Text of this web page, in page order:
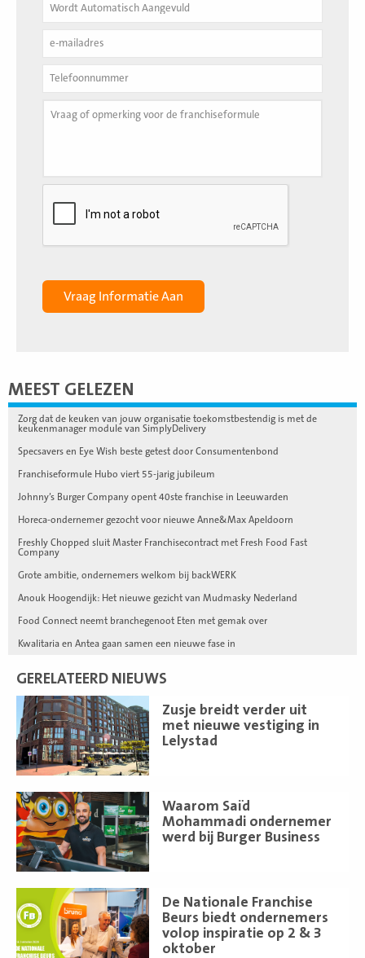
MEEST GELEZEN
Zorg dat de keuken van jouw organisatie toekomstbestendig is met de
keukenmanager module van SimplyDelivery
Specsavers en Eye Wish beste getest door Consumentenbond
Franchiseformule Hubo viert 55-jarig jubileum
Johnny’s Burger Company opent 40ste franchise in Leeuwarden
Horeca-ondernemer gezocht voor nieuwe Anne&Max Apeldoorn
Freshly Chopped sluit Master Franchisecontract met Fresh Food Fast
Company
Grote ambitie, ondernemers welkom bij backWERK
Anouk Hoogendijk: Het nieuwe gezicht van Mudmasky Nederland
Food Connect neemt branchegenoot Eten met gemak over
Kwalitaria en Antea gaan samen een nieuwe fase in
GERELATEERD NIEUWS
Zusje breidt verder uit
met nieuwe vestiging in
Lelystad
Lees
meer
Waarom Saïd
Mohammadi ondernemer
werd bij Burger Business
Lees
meer
De Nationale Franchise
Beurs biedt ondernemers
volop inspiratie op 2 & 3
oktober
meer